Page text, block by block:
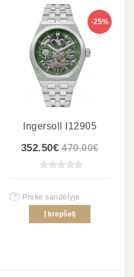
-25%
Ingersoll I12905
352.50€ 470.00€
Prekė sandėlyje
Į krepšelį